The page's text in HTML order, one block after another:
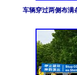
车辆穿过两侧布满